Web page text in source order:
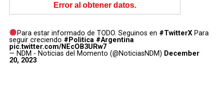
Error al obtener datos.
Para estar informado de TODO. Seguinos en #TwitterX Para
seguir creciendo #Politica #Argentina
pic.twitter.com/NEcOB3URw7
— NDM - Noticias del Momento (@NoticiasNDM) December
20, 2023